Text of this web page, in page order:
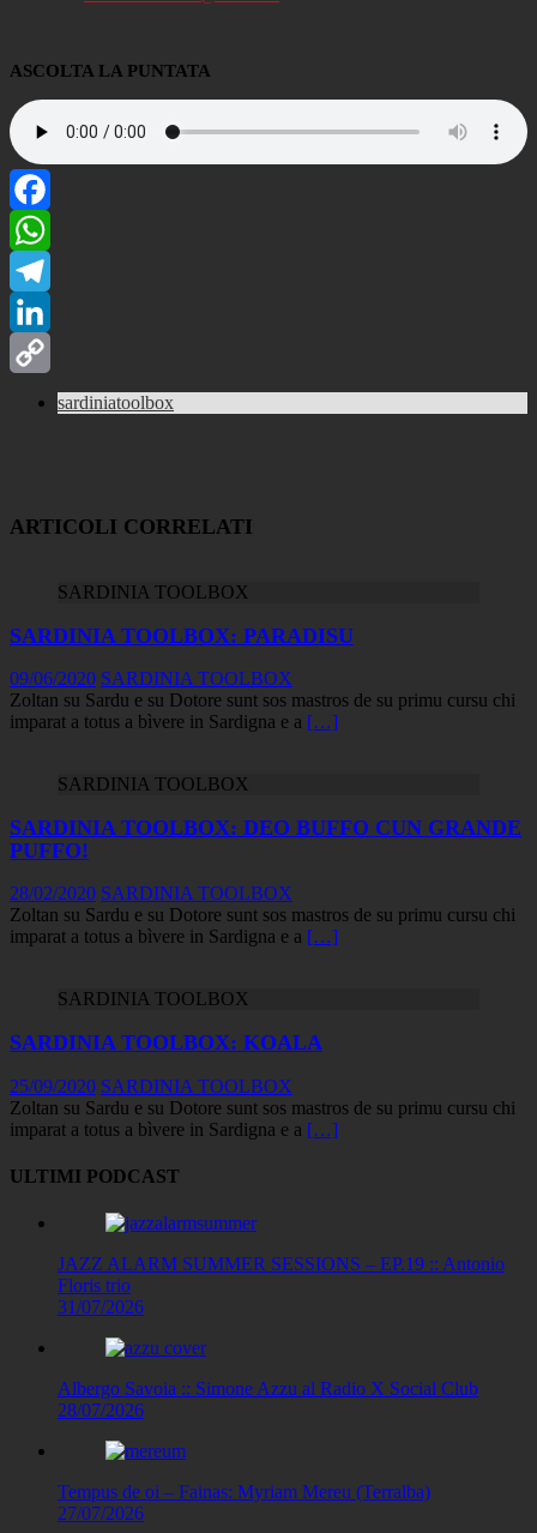
ASCOLTA LA PUNTATA
Facebook
WhatsApp
Telegram
LinkedIn
sardiniatoolbox
ARTICOLI CORRELATI
SARDINIA TOOLBOX
SARDINIA TOOLBOX: PARADISU
09/06/2020 SARDINIA TOOLBOX
Zoltan su Sardu e su Dotore sunt sos mastros de su primu cursu chi
imparat a totus a bìvere in Sardigna e a […]
SARDINIA TOOLBOX
SARDINIA TOOLBOX: DEO BUFFO CUN GRANDE
PUFFO!
28/02/2020 SARDINIA TOOLBOX
Zoltan su Sardu e su Dotore sunt sos mastros de su primu cursu chi
imparat a totus a bìvere in Sardigna e a […]
SARDINIA TOOLBOX
SARDINIA TOOLBOX: KOALA
25/09/2020 SARDINIA TOOLBOX
Zoltan su Sardu e su Dotore sunt sos mastros de su primu cursu chi
imparat a totus a bìvere in Sardigna e a […]
ULTIMI PODCAST
JAZZ ALARM SUMMER SESSIONS – EP.19 :: Antonio
Floris trio
31/07/2026
Albergo Savoia :: Simone Azzu al Radio X Social Club
28/07/2026
Tempus de oi – Fainas: Myriam Mereu (Terralba)
27/07/2026